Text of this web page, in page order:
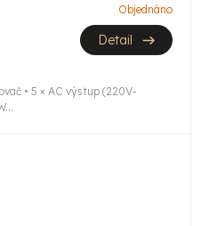
Objednáno
Detail
• 5 × AC výstup (220V-